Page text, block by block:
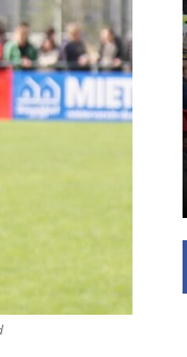
Chics sind die
Die Basis für